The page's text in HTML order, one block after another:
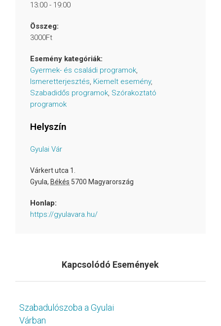
13:00 - 19:00
Összeg:
3000Ft
Esemény kategóriák:
Gyermek- és családi programok,
Ismeretterjesztés, Kiemelt esemény,
Szabadidős programok, Szórakoztató
programok
Helyszín
Gyulai Vár
Várkert utca 1.
Gyula, Békés 5700 Magyarország
Honlap:
https://gyulavara.hu/
Kapcsolódó Események
Szabadulószoba a Gyulai
Várban